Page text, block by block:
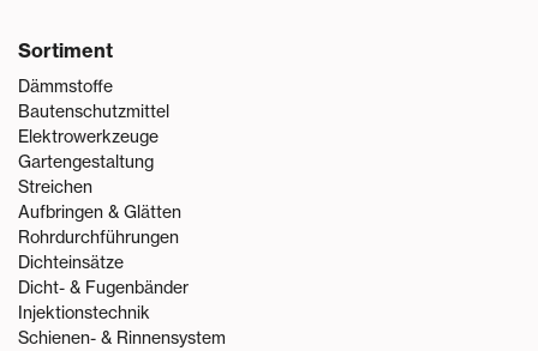
Sortiment
Dämmstoffe
Bautenschutzmittel
Elektrowerkzeuge
Gartengestaltung
Streichen
Aufbringen & Glätten
Rohrdurchführungen
Dichteinsätze
Dicht- & Fugenbänder
Injektionstechnik
Schienen- & Rinnensystem